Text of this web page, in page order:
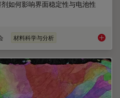
如何影响界面稳定性与电池性
材料科学与分析 通过